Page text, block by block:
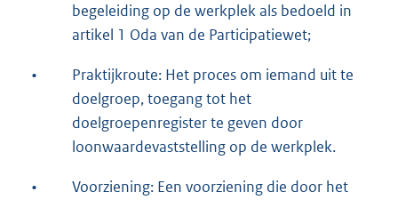
begeleiding op de werkplek als bedoeld in
artikel 1 Oda van de Participatiewet;
•
Praktijkroute: Het proces om iemand uit te
doelgroep, toegang tot het
doelgroepenregister te geven door
loonwaardevaststelling op de werkplek.
•
Voorziening: Een voorziening die door het